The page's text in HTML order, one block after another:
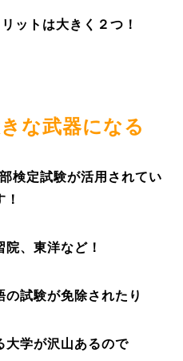
ットは大きく２つ！
な武器になる
検定試験が活用されてい
！
、東洋など！
試験が免除されたり
大学が沢山あるので